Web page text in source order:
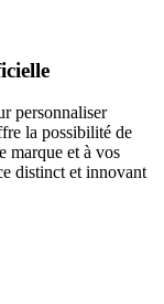
personnaliser
la possibilité de
marque et à vos
distinct et innovant